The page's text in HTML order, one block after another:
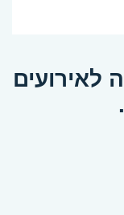
לאירועים